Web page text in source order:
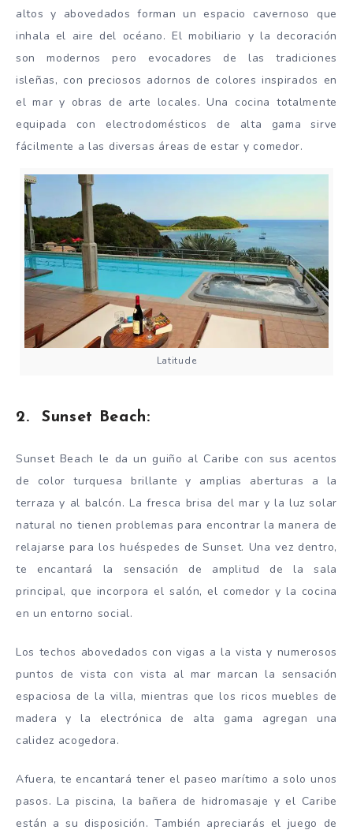
altos y abovedados forman un espacio cavernoso que
inhala el aire del océano. El mobiliario y la decoración
son modernos pero evocadores de las tradiciones
isleñas, con preciosos adornos de colores inspirados en
el mar y obras de arte locales. Una cocina totalmente
equipada con electrodomésticos de alta gama sirve
fácilmente a las diversas áreas de estar y comedor.
Latitude
2. Sunset Beach:
Sunset Beach le da un guiño al Caribe con sus acentos
de color turquesa brillante y amplias aberturas a la
terraza y al balcón. La fresca brisa del mar y la luz solar
natural no tienen problemas para encontrar la manera de
relajarse para los huéspedes de Sunset. Una vez dentro,
te encantará la sensación de amplitud de la sala
principal, que incorpora el salón, el comedor y la cocina
en un entorno social.
Los techos abovedados con vigas a la vista y numerosos
puntos de vista con vista al mar marcan la sensación
espaciosa de la villa, mientras que los ricos muebles de
madera y la electrónica de alta gama agregan una
calidez acogedora.
Afuera, te encantará tener el paseo marítimo a solo unos
pasos. La piscina, la bañera de hidromasaje y el Caribe
están a su disposición. También apreciarás el juego de